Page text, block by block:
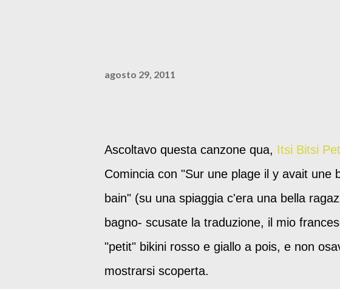
agosto 29, 2011
Ascoltavo questa canzone qua, Itsi Bitsi
Comincia con "Sur une plage il y avait une
bain" (su una spiaggia c'era una bella
bagno- scusate la traduzione, il mio
"petit" bikini rosso e giallo a pois, e non
mostrarsi scoperta.